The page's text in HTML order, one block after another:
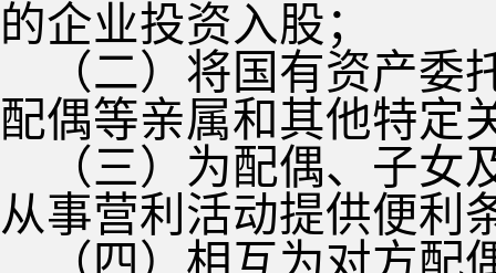
的企业投资入股；
（二）将国有资产
配偶等亲属和其他特定
（三）为配偶、子
从事营利活动提供便利